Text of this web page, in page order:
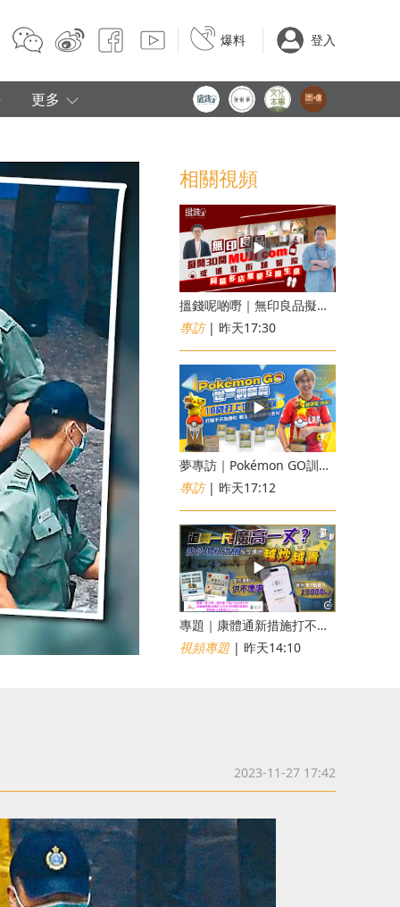
爆料 登入
更多
相關視頻
搵錢呢啲嘢｜無印良品擬開30間「MUJI com」 或進駐街舖醫院 同區多店無憂互搶生意
專訪| 昨天17:30
夢專訪｜Pokémon GO訓練員「蝦皮」16歲打上世界第一！戰友成最強後盾
專訪| 昨天17:12
專題｜康體通新措施打不倒黃牛？室內運動場一場難求越炒越貴
視頻專題| 昨天14:10
2023-11-27 17:42